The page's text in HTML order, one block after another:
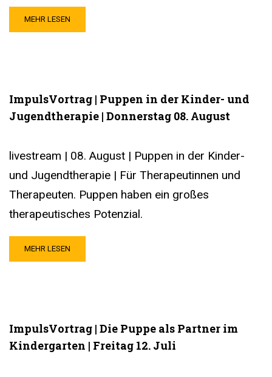
MEHR LESEN
ImpulsVortrag | Puppen in der Kinder- und
Jugendtherapie | Donnerstag 08. August
livestream | 08. August | Puppen in der Kinder-
und Jugendtherapie | Für Therapeutinnen und
Therapeuten. Puppen haben ein großes
therapeutisches Potenzial.
MEHR LESEN
ImpulsVortrag | Die Puppe als Partner im
Kindergarten | Freitag 12. Juli